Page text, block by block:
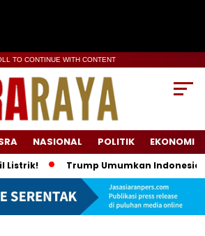
TO CONTINUE WITH CONTENT
NASIONAL POLITIK EKONOMI
Trump Umumkan Indonesia Beli